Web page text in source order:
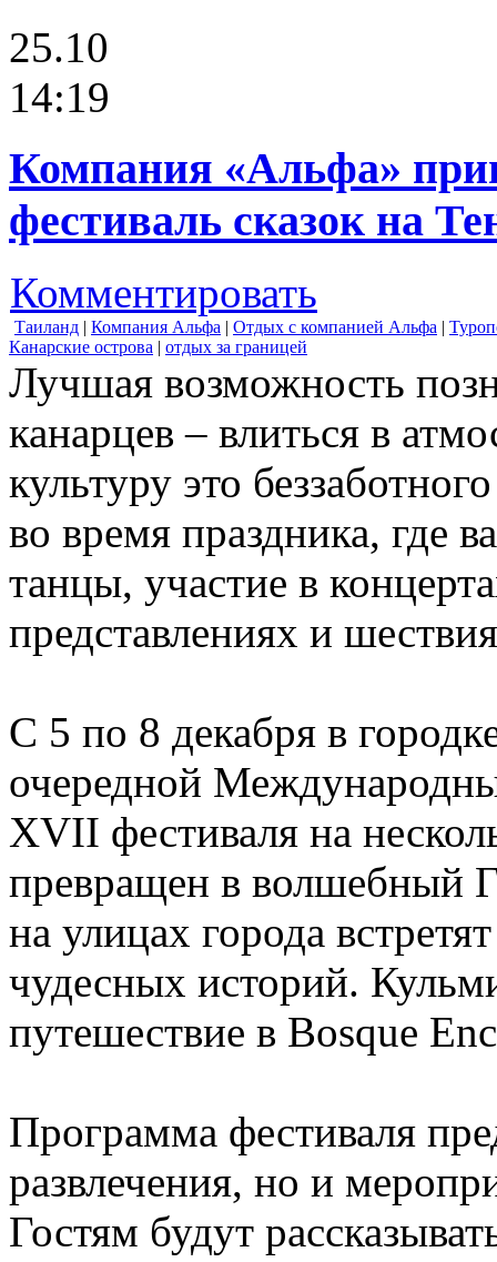
25.10
14:19
Компания «Альфа»
фестиваль сказок на
Комментировать
Таиланд | Компания Альфа | Отдых с компанией Альфа |
Канарские острова | отдых за границей
Лучшая возможность
канарцев – влиться в
культуру это
во время праздника, где
танцы, участие в
представлениях и
С 5 по 8 декабря в
очередной
XVII фестиваля на
превращен в волшебный
на улицах города
чудесных историй.
путешествие в Bosque
Программа фестиваля
развлечения, но и
Гостям будут